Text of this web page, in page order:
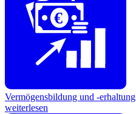
€
Vermögensbildung und -erhaltung
weiterlesen